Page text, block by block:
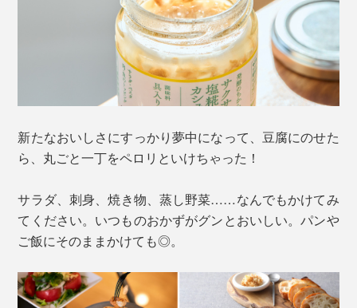
新たなおいしさにすっかり夢中になって、豆腐にのせた
ら、丸ごと一丁をペロリといけちゃった！
サラダ、刺身、焼き物、蒸し野菜……なんでもかけてみ
てください。いつものおかずがグンとおいしい。パンや
ご飯にそのままかけても◎。